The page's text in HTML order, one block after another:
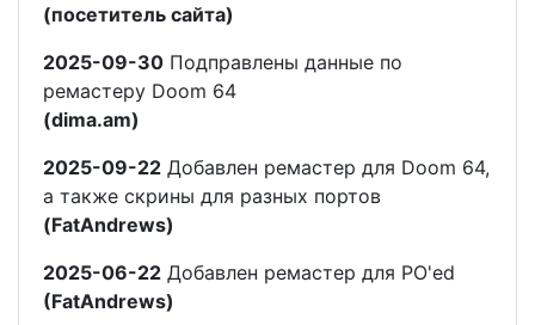
(посетитель сайта)
2025-09-30 Подправлены данные по
ремастеру Doom 64
(dima.am)
2025-09-22 Добавлен ремастер для Doom 64,
а также скрины для разных портов
(FatAndrews)
2025-06-22 Добавлен ремастер для PO'ed
(FatAndrews)